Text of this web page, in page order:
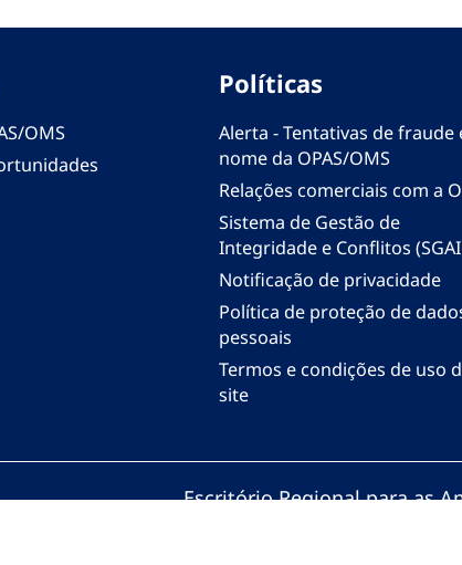
OMS
Políticas
Alerta - Tentativas de fraude
nome da OPAS/OMS
Relações comerciais com a
Sistema de Gestão de
Integridade e Conflitos
Notificação de privacidade
Política de proteção de
pessoais
Termos e condições de uso
site
Escritório Regional para as